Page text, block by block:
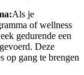
Als je
of wellness
gedurende een
Deze
op gang te brengen